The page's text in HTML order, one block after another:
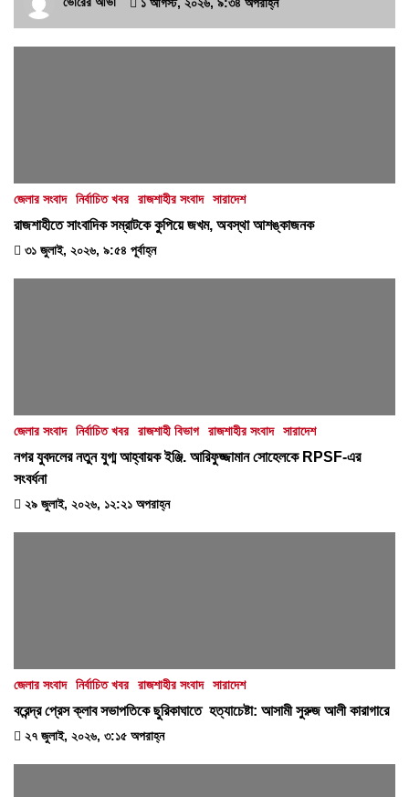
জেলার সংবাদ নির্বাচিত খবর রাজশাহীর সংবাদ সারাদেশ
রাজশাহীতে সাংবাদিক সম্রাটকে কুপিয়ে জখম, অবস্থা আশঙ্কাজনক
৩১ জুলাই, ২০২৬, ৯:৫৪ পূর্বাহ্ন
জেলার সংবাদ নির্বাচিত খবর রাজশাহী বিভাগ রাজশাহীর সংবাদ সারাদেশ
নগর যুবদলের নতুন যুগ্ম আহ্বায়ক ইঞ্জি. আরিফুজ্জামান সোহেলকে RPSF-এর
সংবর্ধনা
২৯ জুলাই, ২০২৬, ১২:২১ অপরাহ্ন
জেলার সংবাদ নির্বাচিত খবর রাজশাহীর সংবাদ সারাদেশ
বরেন্দ্র প্রেস ক্লাব সভাপতিকে ছুরিকাঘাতে হত্যাচেষ্টা: আসামী সুরুজ আলী কারাগারে
২৭ জুলাই, ২০২৬, ৩:১৫ অপরাহ্ন